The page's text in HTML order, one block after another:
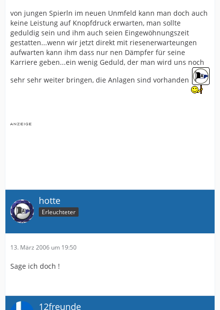
von jungen Spierln im neuen Unmfeld kann man doch auch
keine Leistung auf Knopfdruck erwarten, man sollte
geduldig sein und ihm auch seien Eingewöhnungszeit
gestatten...wenn wir jetzt direkt mit riesenerwarteungen
aufwarten kann ihm dass nur nen Dämpfer für seine
Karriere geben...ein wenig Geduld, der man wird uns noch
sehr sehr weiter bringen, die Anlagen sind vorhanden
hotte
Erleuchteter
13. März 2006 um 19:50
Sage ich doch !
12freunde